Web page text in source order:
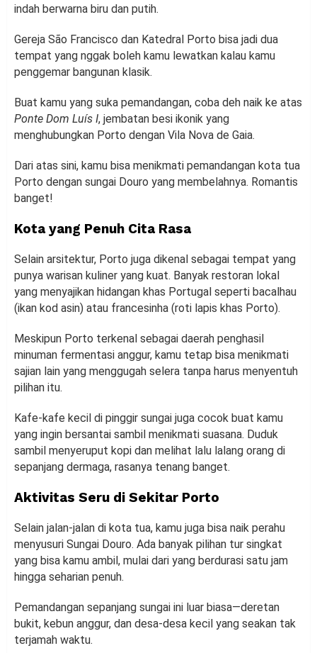
indah berwarna biru dan putih.
Gereja São Francisco dan Katedral Porto bisa jadi dua
tempat yang nggak boleh kamu lewatkan kalau kamu
penggemar bangunan klasik.
Buat kamu yang suka pemandangan, coba deh naik ke atas
Ponte Dom Luís I, jembatan besi ikonik yang
menghubungkan Porto dengan Vila Nova de Gaia.
Dari atas sini, kamu bisa menikmati pemandangan kota tua
Porto dengan sungai Douro yang membelahnya. Romantis
banget!
Kota yang Penuh Cita Rasa
Selain arsitektur, Porto juga dikenal sebagai tempat yang
punya warisan kuliner yang kuat. Banyak restoran lokal
yang menyajikan hidangan khas Portugal seperti bacalhau
(ikan kod asin) atau francesinha (roti lapis khas Porto).
Meskipun Porto terkenal sebagai daerah penghasil
minuman fermentasi anggur, kamu tetap bisa menikmati
sajian lain yang menggugah selera tanpa harus menyentuh
pilihan itu.
Kafe-kafe kecil di pinggir sungai juga cocok buat kamu
yang ingin bersantai sambil menikmati suasana. Duduk
sambil menyeruput kopi dan melihat lalu lalang orang di
sepanjang dermaga, rasanya tenang banget.
Aktivitas Seru di Sekitar Porto
Selain jalan-jalan di kota tua, kamu juga bisa naik perahu
menyusuri Sungai Douro. Ada banyak pilihan tur singkat
yang bisa kamu ambil, mulai dari yang berdurasi satu jam
hingga seharian penuh.
Pemandangan sepanjang sungai ini luar biasa—deretan
bukit, kebun anggur, dan desa-desa kecil yang seakan tak
terjamah waktu.